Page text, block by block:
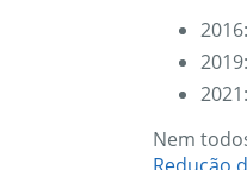
2016:
2019:
Nem